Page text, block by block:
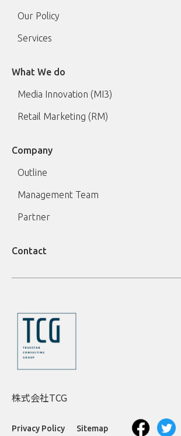
Our Policy
Services
What We do
Media Innovation (MI3)
Retail Marketing (RM)
Company
Outline
Management Team
Partner
Contact
株式会社TCG
Privacy Policy Sitemap